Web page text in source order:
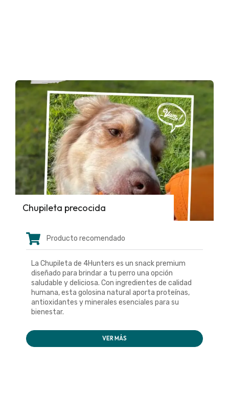
Chupileta precocida
Producto recomendado
La Chupileta de 4Hunters es un snack premium
diseñado para brindar a tu perro una opción
saludable y deliciosa. Con ingredientes de calidad
humana, esta golosina natural aporta proteínas,
antioxidantes y minerales esenciales para su
bienestar.
VER MÁS